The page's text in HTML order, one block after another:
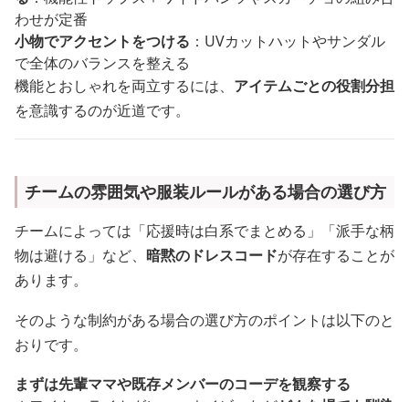
わせが定番
小物でアクセントをつける ：UVカットハットやサンダル
で全体のバランスを整える
機能とおしゃれを両立するには、 アイテムごとの役割分担
を意識するのが近道です。
チームの雰囲気や服装ルールがある場合の選び方
チームによっては「応援時は白系でまとめる」「派手な柄
物は避ける」など、 暗黙のドレスコードが存在することが
あります。
そのような制約がある場合の選び方のポイントは以下のと
おりです。
まずは先輩ママや既存メンバーのコーデを観察する